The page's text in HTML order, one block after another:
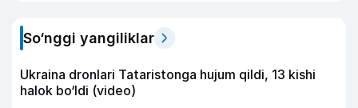
So‘nggi yangiliklar
Ukraina dronlari Tataristonga hujum qildi, 13 kishi
halok bo‘ldi (video)